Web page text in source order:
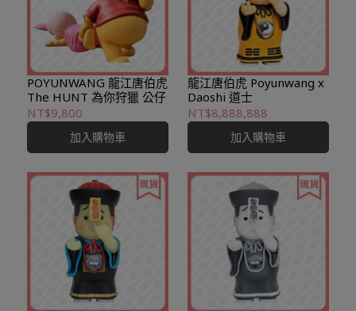
POYUNWANG 龍江唐伯虎
The HUNT 為你狩獵 公仔
NT$9,800
加入購物車
龍江唐伯虎 Poyunwang x
Daoshi 道士
NT$8,888,888
加入購物車